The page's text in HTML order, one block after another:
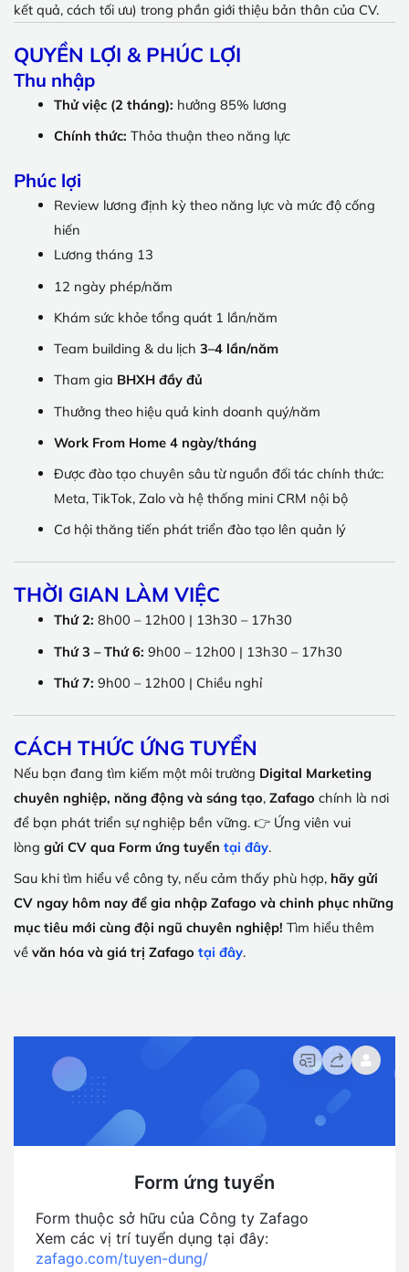
kết quả, cách tối ưu) trong phần giới thiệu bản thân của CV.
QUYỀN LỢI & PHÚC LỢI
Thu nhập
Thử việc (2 tháng): hưởng 85% lương
Chính thức: Thỏa thuận theo năng lực
Phúc lợi
Review lương định kỳ theo năng lực và mức độ cống
hiến
Lương tháng 13
12 ngày phép/năm
Khám sức khỏe tổng quát 1 lần/năm
Team building & du lịch 3–4 lần/năm
Tham gia BHXH đầy đủ
Thưởng theo hiệu quả kinh doanh quý/năm
Work From Home 4 ngày/tháng
Được đào tạo chuyên sâu từ nguồn đối tác chính thức:
Meta, TikTok, Zalo và hệ thống mini CRM nội bộ
Cơ hội thăng tiến phát triển đào tạo lên quản lý
THỜI GIAN LÀM VIỆC
Thứ 2: 8h00 – 12h00 | 13h30 – 17h30
Thứ 3 – Thứ 6: 9h00 – 12h00 | 13h30 – 17h30
Thứ 7: 9h00 – 12h00 | Chiều nghỉ
CÁCH THỨC ỨNG TUYỂN
Nếu bạn đang tìm kiếm một môi trường Digital Marketing
chuyên nghiệp, năng động và sáng tạo, Zafago chính là nơi
để bạn phát triển sự nghiệp bền vững. 👉 Ứng viên vui
lòng gửi CV qua Form ứng tuyển tại đây.
Sau khi tìm hiểu về công ty, nếu cảm thấy phù hợp, hãy gửi
CV ngay hôm nay để gia nhập Zafago và chinh phục những
mục tiêu mới cùng đội ngũ chuyên nghiệp! Tìm hiểu thêm
về văn hóa và giá trị Zafago tại đây.